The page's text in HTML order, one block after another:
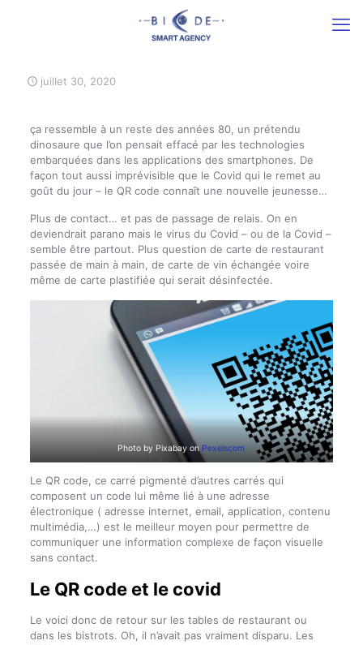
juillet 30, 2020
ça ressemble à un reste des années 80, un prétendu
dinosaure que l’on pensait effacé par les technologies
embarquées dans les applications des smartphones. De
façon tout aussi imprévisible que le Covid qui le remet au
goût du jour – le QR code connaît une nouvelle jeunesse…
Plus de contact… et pas de passage de relais. On en
deviendrait parano mais le virus du Covid – ou de la Covid –
semble être partout. Plus question de carte de restaurant
passée de main à main, de carte de vin échangée voire
même de carte plastifiée qui serait désinfectée.
Photo by Pixabay onPexelscom
Le QR code, ce carré pigmenté d’autres carrés qui
composent un code lui même lié à une adresse
électronique ( adresse internet, email, application, contenu
multimédia,…) est le meilleur moyen pour permettre de
communiquer une information complexe de façon visuelle
sans contact.
Le QR code et le covid
Le voici donc de retour sur les tables de restaurant ou
dans les bistrots. Oh, il n’avait pas vraiment disparu. Les